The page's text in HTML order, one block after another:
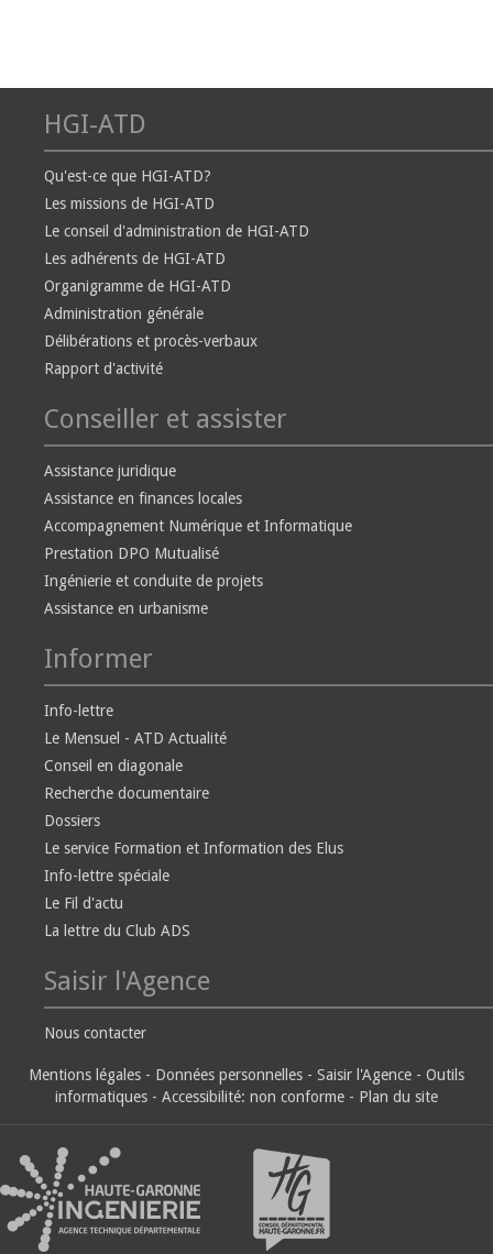
HGI-ATD
Qu'est-ce que HGI-ATD?
Les missions de HGI-ATD
Le conseil d'administration de HGI-ATD
Les adhérents de HGI-ATD
Organigramme de HGI-ATD
Administration générale
Délibérations et procès-verbaux
Rapport d'activité
Conseiller et assister
Assistance juridique
Assistance en finances locales
Accompagnement Numérique et Informatique
Prestation DPO Mutualisé
Ingénierie et conduite de projets
Assistance en urbanisme
Informer
Info-lettre
Le Mensuel - ATD Actualité
Conseil en diagonale
Recherche documentaire
Dossiers
Le service Formation et Information des Elus
Info-lettre spéciale
Le Fil d'actu
La lettre du Club ADS
Saisir l'Agence
Nous contacter
Mentions légales - Données personnelles - Saisir l'Agence - Outils
informatiques - Accessibilité: non conforme - Plan du site